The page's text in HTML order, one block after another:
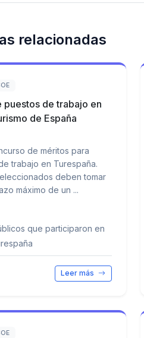
relacionadas
de trabajo en
de España
de méritos para
trabajo en Turespaña.
deben tomar
máximo de un ...
que participaron en
Leer más